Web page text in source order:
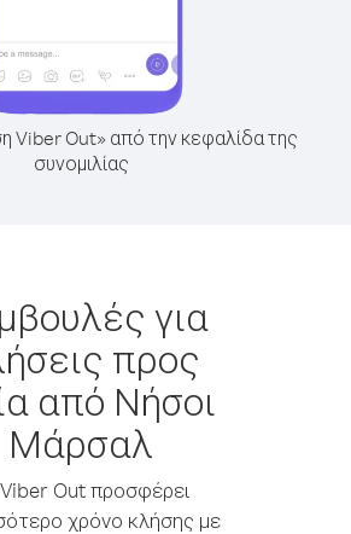
Viber Out» από την κεφαλίδα της
συνομιλίας
για
προς
από Νήσοι
Μάρσαλ
Out προσφέρει
χρόνο κλήσης με